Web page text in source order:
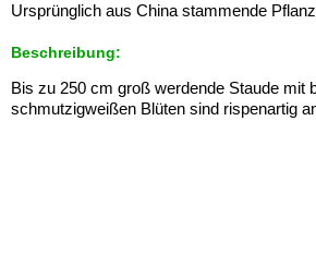
Ursprünglich aus China stammende
Beschreibung:
Bis zu 250 cm groß werdende Staude mit
schmutzigweißen Blüten sind rispenartig